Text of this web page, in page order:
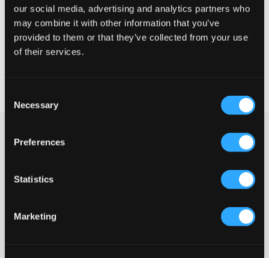
our social media, advertising and analytics partners who
may combine it with other information that you’ve
provided to them or that they’ve collected from your use
of their services.
Selection
Necessary
Preferences
Statistics
Marketing
MAATTABEL
KIES EEN MAAT
Femficksjeans van Gina Tricot Young. De taille is laag en de gulp
bestaat uit twee knopen en een ritssluiting. De taille is
De broekspijpen hebben een ontspannen pasvorm en zijn wijd
uitlopend aan de onderkant.
Vijfzakkenmodel